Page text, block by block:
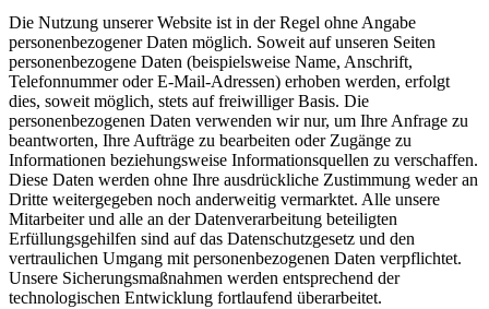
Die Nutzung unserer Website ist in der Regel ohne Angabe
personenbezogener Daten möglich. Soweit auf unseren Seiten
personenbezogene Daten (beispielsweise Name, Anschrift,
Telefonnummer oder E-Mail-Adressen) erhoben werden, erfolgt
dies, soweit möglich, stets auf freiwilliger Basis. Die
personenbezogenen Daten verwenden wir nur, um Ihre Anfrage zu
beantworten, Ihre Aufträge zu bearbeiten oder Zugänge zu
Informationen beziehungsweise Informationsquellen zu verschaffen.
Diese Daten werden ohne Ihre ausdrückliche Zustimmung weder an
Dritte weitergegeben noch anderweitig vermarktet. Alle unsere
Mitarbeiter und alle an der Datenverarbeitung beteiligten
Erfüllungsgehilfen sind auf das Datenschutzgesetz und den
vertraulichen Umgang mit personenbezogenen Daten verpflichtet.
Unsere Sicherungsmaßnahmen werden entsprechend der
technologischen Entwicklung fortlaufend überarbeitet.